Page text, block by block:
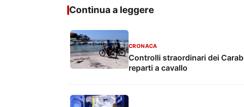
Continua a leggere
CRONACA
Controlli straordinari dei
reparti a cavallo